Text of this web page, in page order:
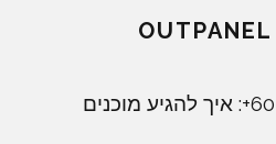
המדריך לטרק בגיל 60+: איך להגיע מוכנים